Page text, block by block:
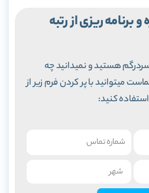
ریزی از رتبه
هستید و نمیدانید چه
میتوانید با پر کردن فرم زیر از
کنید: